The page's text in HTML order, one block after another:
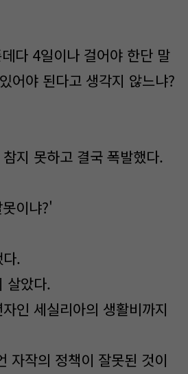
다 4일이나 걸어야 한단 말
어야 된다고 생각지 않느냐?
지 못하고 결국 폭발했다.
이냐?'
.
살았다.
인 세실리아의 생활비까지
자작의 정책이 잘못된 것이